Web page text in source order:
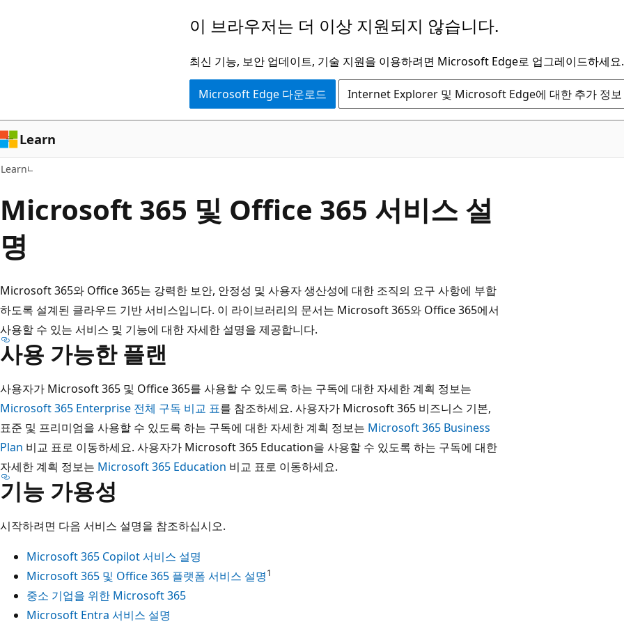
로
건
너
뛰
이 브라우저는 더 이상 지원되지 않습니다.
최신 기능, 보안 업데이트, 기술 지원을 이용하려면 Microsoft Edge로 업그레이드하세요.
Microsoft Edge 다운로드 Internet Explorer 및 Microsoft Edge에 대한 추가 정보
Learn
Learn
Microsoft 365 및 Office 365 서비스 설
명
Microsoft 365와 Office 365는 강력한 보안, 안정성 및 사용자 생산성에 대한 조직의 요구 사항에 부합
하도록 설계된 클라우드 기반 서비스입니다. 이 라이브러리의 문서는 Microsoft 365와 Office 365에서
사용할 수 있는 서비스 및 기능에 대한 자세한 설명을 제공합니다.
사용 가능한 플랜
사용자가 Microsoft 365 및 Office 365를 사용할 수 있도록 하는 구독에 대한 자세한 계획 정보는
Microsoft 365 Enterprise 전체 구독 비교 표를 참조하세요. 사용자가 Microsoft 365 비즈니스 기본,
표준 및 프리미엄을 사용할 수 있도록 하는 구독에 대한 자세한 계획 정보는 Microsoft 365 Business
Plan 비교 표로 이동하세요. 사용자가 Microsoft 365 Education을 사용할 수 있도록 하는 구독에 대한
자세한 계획 정보는 Microsoft 365 Education 비교 표로 이동하세요.
기능 가용성
시작하려면 다음 서비스 설명을 참조하십시오.
Microsoft 365 Copilot 서비스 설명
Microsoft 365 및 Office 365 플랫폼 서비스 설명1
중소 기업을 위한 Microsoft 365
Microsoft Entra 서비스 설명